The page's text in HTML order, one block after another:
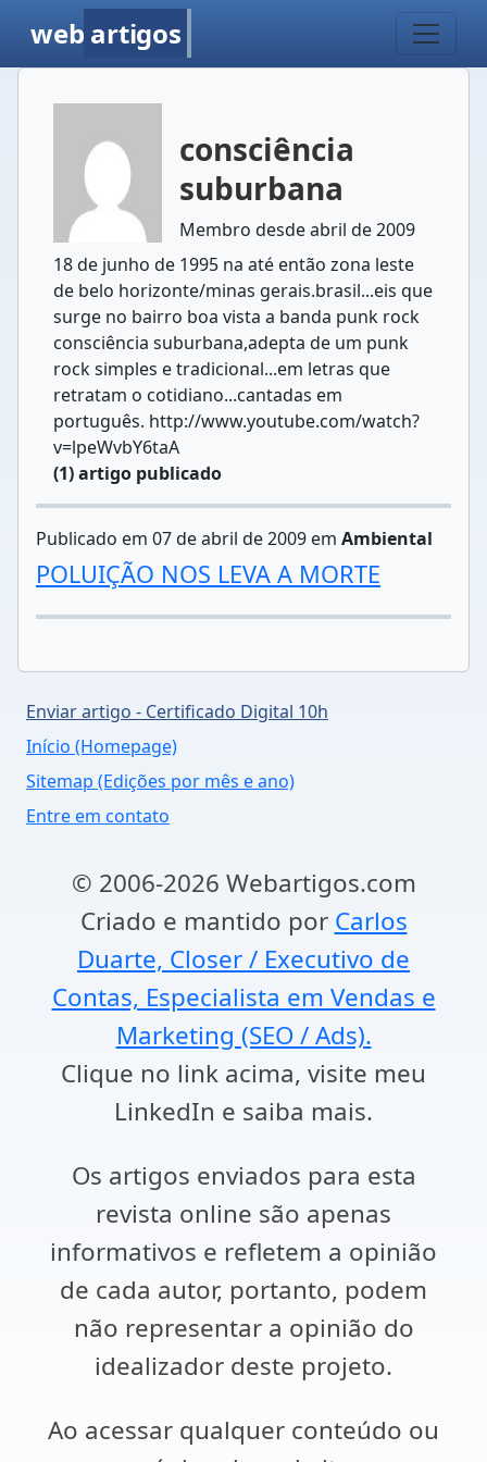
web artigos
consciência
suburbana
Membro desde abril de 2009
18 de junho de 1995 na até então zona leste
de belo horizonte/minas gerais.brasil...eis que
surge no bairro boa vista a banda punk rock
consciência suburbana,adepta de um punk
rock simples e tradicional...em letras que
retratam o cotidiano...cantadas em
português. http://www.youtube.com/watch?
v=lpeWvbY6taA
(1) artigo publicado
Publicado em 07 de abril de 2009 em Ambiental
POLUIÇÃO NOS LEVA A MORTE
Enviar artigo - Certificado Digital 10h
Início (Homepage)
Sitemap (Edições por mês e ano)
Entre em contato
© 2006-2026 Webartigos.com
Criado e mantido por Carlos
Duarte, Closer / Executivo de
Contas, Especialista em Vendas e
Marketing (SEO / Ads).
Clique no link acima, visite meu
LinkedIn e saiba mais.
Os artigos enviados para esta
revista online são apenas
informativos e refletem a opinião
de cada autor, portanto, podem
não representar a opinião do
idealizador deste projeto.
Ao acessar qualquer conteúdo ou